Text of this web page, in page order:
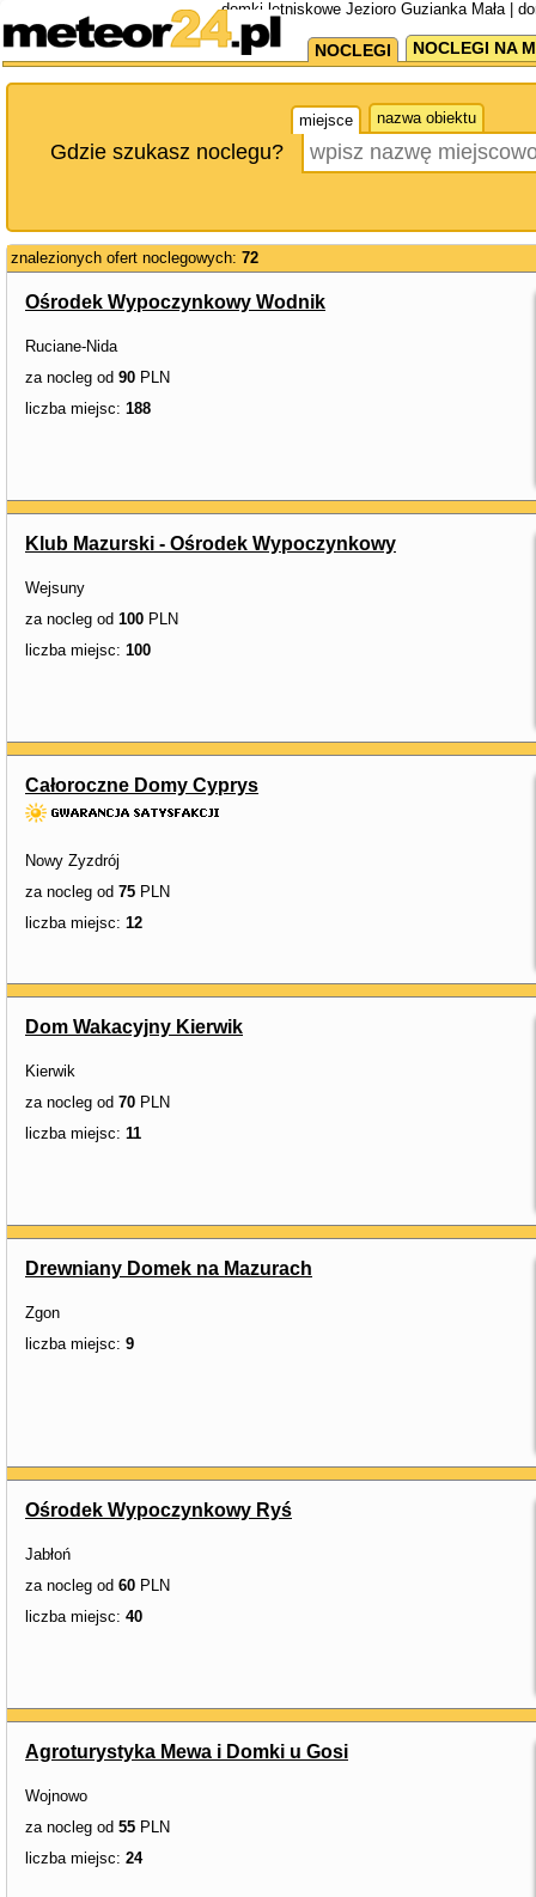
domki letniskowe Jezioro Guzianka Mała |
NOCLEGI NOCLEGI NA
miejsce nazwa obiektu
Gdzie szukasz noclegu?
znalezionych ofert noclegowych: 72
Ośrodek Wypoczynkowy Wodnik
Ruciane-Nida
za nocleg od 90 PLN
liczba miejsc: 188
Klub Mazurski - Ośrodek Wypoczynkowy
Wejsuny
za nocleg od 100 PLN
liczba miejsc: 100
Całoroczne Domy Cyprys
Nowy Zyzdrój
za nocleg od 75 PLN
liczba miejsc: 12
Dom Wakacyjny Kierwik
Kierwik
za nocleg od 70 PLN
liczba miejsc: 11
Drewniany Domek na Mazurach
Zgon
liczba miejsc: 9
Ośrodek Wypoczynkowy Ryś
Jabłoń
za nocleg od 60 PLN
liczba miejsc: 40
Agroturystyka Mewa i Domki u Gosi
Wojnowo
za nocleg od 55 PLN
liczba miejsc: 24